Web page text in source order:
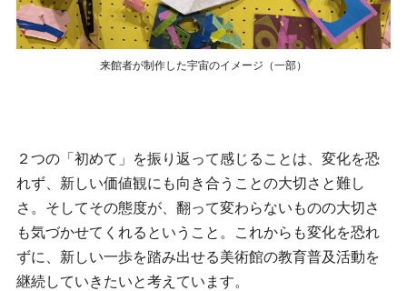
来館者が制作した宇宙のイメージ（一部）
２つの「初めて」を振り返って感じることは、変化を恐
れず、新しい価値観にも向き合うことの大切さと難し
さ。そしてその態度が、翻って変わらないものの大切さ
も気づかせてくれるということ。これからも変化を恐れ
ずに、新しい一歩を踏み出せる美術館の教育普及活動を
継続していきたいと考えています。